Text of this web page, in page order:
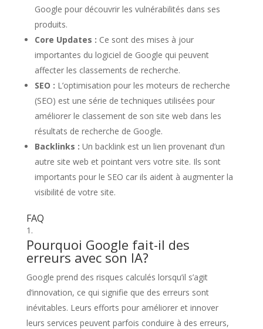
Google pour découvrir les vulnérabilités dans ses
produits.
Core Updates : Ce sont des mises à jour
importantes du logiciel de Google qui peuvent
affecter les classements de recherche.
SEO : L’optimisation pour les moteurs de recherche
(SEO) est une série de techniques utilisées pour
améliorer le classement de son site web dans les
résultats de recherche de Google.
Backlinks : Un backlink est un lien provenant d’un
autre site web et pointant vers votre site. Ils sont
importants pour le SEO car ils aident à augmenter la
visibilité de votre site.
FAQ
Pourquoi Google fait-il des
erreurs avec son IA?
Google prend des risques calculés lorsqu’il s’agit
d’innovation, ce qui signifie que des erreurs sont
inévitables. Leurs efforts pour améliorer et innover
leurs services peuvent parfois conduire à des erreurs,